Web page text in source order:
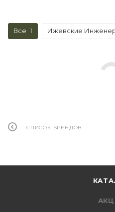
Все 1 Ижевские
СПИСОК БРЕНДОВ